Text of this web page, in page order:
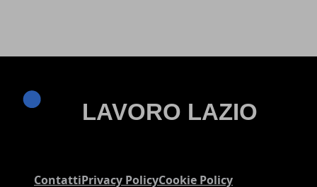
ContattiPrivacy PolicyCookie Policy